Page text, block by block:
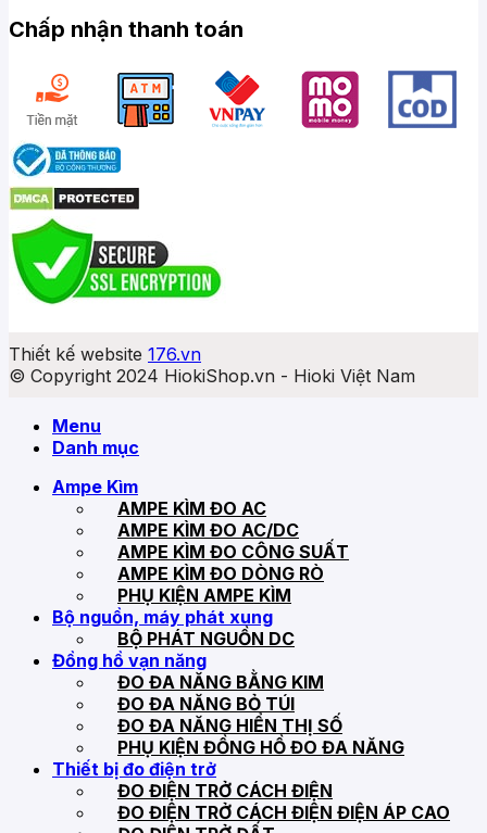
Chấp nhận thanh toán
Thiết kế website 176.vn
© Copyright 2024 HiokiShop.vn - Hioki Việt Nam
Menu
Danh mục
Ampe Kìm
AMPE KÌM ĐO AC
AMPE KÌM ĐO AC/DC
AMPE KÌM ĐO CÔNG SUẤT
AMPE KÌM ĐO DÒNG RÒ
PHỤ KIỆN AMPE KÌM
Bộ nguồn, máy phát xung
BỘ PHÁT NGUỒN DC
Đồng hồ vạn năng
ĐO ĐA NĂNG BẰNG KIM
ĐO ĐA NĂNG BỎ TÚI
ĐO ĐA NĂNG HIỂN THỊ SỐ
PHỤ KIỆN ĐỒNG HỒ ĐO ĐA NĂNG
Thiết bị đo điện trở
ĐO ĐIỆN TRỞ CÁCH ĐIỆN
ĐO ĐIỆN TRỞ CÁCH ĐIỆN ĐIỆN ÁP CAO